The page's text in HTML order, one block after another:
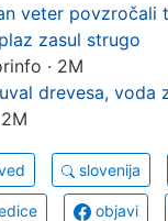
veter povzročali
zasul strugo
· 2M
drevesa, voda
slovenija
objavi